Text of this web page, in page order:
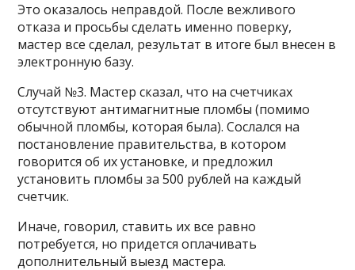
Это оказалось неправдой. После вежливого
отказа и просьбы сделать именно поверку,
мастер все сделал, результат в итоге был внесен в
электронную базу.
Случай №3. Мастер сказал, что на счетчиках
отсутствуют антимагнитные пломбы (помимо
обычной пломбы, которая была). Сослался на
постановление правительства, в котором
говорится об их установке, и предложил
установить пломбы за 500 рублей на каждый
счетчик.
Иначе, говорил, ставить их все равно
потребуется, но придется оплачивать
дополнительный выезд мастера.